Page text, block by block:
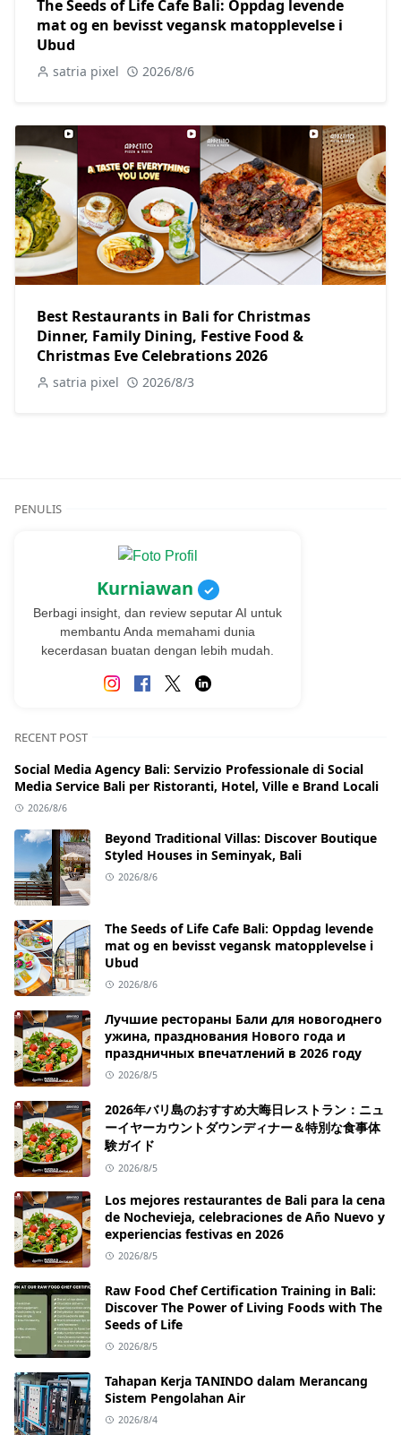
The Seeds of Life Cafe Bali: Oppdag levende
mat og en bevisst vegansk matopplevelse i
Ubud
satria pixel 2026/8/6
Best Restaurants in Bali for Christmas
Dinner, Family Dining, Festive Food &
Christmas Eve Celebrations 2026
satria pixel 2026/8/3
PENULIS
Kurniawan ✓
Berbagi insight, dan review seputar AI untuk
membantu Anda memahami dunia
kecerdasan buatan dengan lebih mudah.
RECENT POST
Social Media Agency Bali: Servizio Professionale di Social
Media Service Bali per Ristoranti, Hotel, Ville e Brand Locali
2026/8/6
Beyond Traditional Villas: Discover Boutique
Styled Houses in Seminyak, Bali
2026/8/6
The Seeds of Life Cafe Bali: Oppdag levende
mat og en bevisst vegansk matopplevelse i
Ubud
2026/8/6
Лучшие рестораны Бали для новогоднего
ужина, празднования Нового года и
праздничных впечатлений в 2026 году
2026/8/5
2026年バリ島のおすすめ大晦日レストラン：ニュ
ーイヤーカウントダウンディナー＆特別な食事体
験ガイド
2026/8/5
Los mejores restaurantes de Bali para la cena
de Nochevieja, celebraciones de Año Nuevo y
experiencias festivas en 2026
2026/8/5
Raw Food Chef Certification Training in Bali:
Discover The Power of Living Foods with The
Seeds of Life
2026/8/5
Tahapan Kerja TANINDO dalam Merancang
Sistem Pengolahan Air
2026/8/4